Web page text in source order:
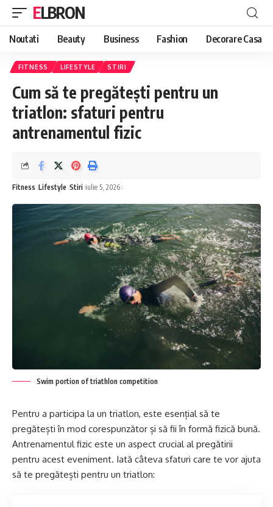
ELBRON
Noutati Beauty Business Fashion Decorare Casa
FITNESS LIFESTYLE STIRI
Cum să te pregătești pentru un
triatlon: sfaturi pentru
antrenamentul fizic
Fitness Lifestyle Stiri iulie 5, 2026
Swim portion of triathlon competition
Pentru a participa la un triatlon, este esențial să te
pregătești în mod corespunzător și să fii în formă fizică bună.
Antrenamentul fizic este un aspect crucial al pregătirii
pentru acest eveniment. Iată câteva sfaturi care te vor ajuta
să te pregătești pentru un triatlon: